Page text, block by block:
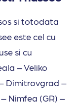
si totodata
este cel cu
si cu
– Veliko
Dimitrovgrad –
Nimfea (GR) –